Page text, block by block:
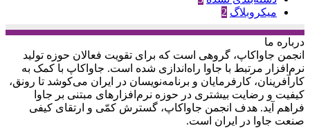
میکروبلاگ 2
درباره‌ ما
انجمن جاواکاپ، گروهی است که برای تقویت فعالان حوزه‌ تولید
نرم‌افزار مرتبط با جاوا راه‌اندازی شده است. جاواکاپ با کمک به
کارآفرینان، کارفرمایان و برنامه‌نویسان در ایران می‌کوشد تا رونق،
کیفیت و رضایت بیشتری در حوزه‌ نرم‌افزارهای مبتنی بر جاوا
فراهم آید. هدف انجمن جاواکاپ، گسترش کمّی و ارتقای کیفی
صنعت جاوا در ایران است.